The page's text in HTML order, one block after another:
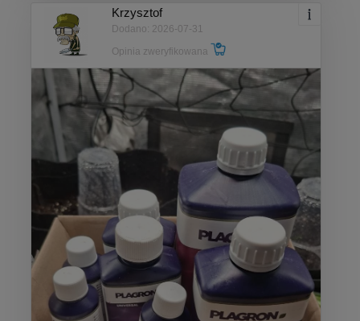
Krzysztof
Dodano: 2026-07-31
Opinia zweryfikowana